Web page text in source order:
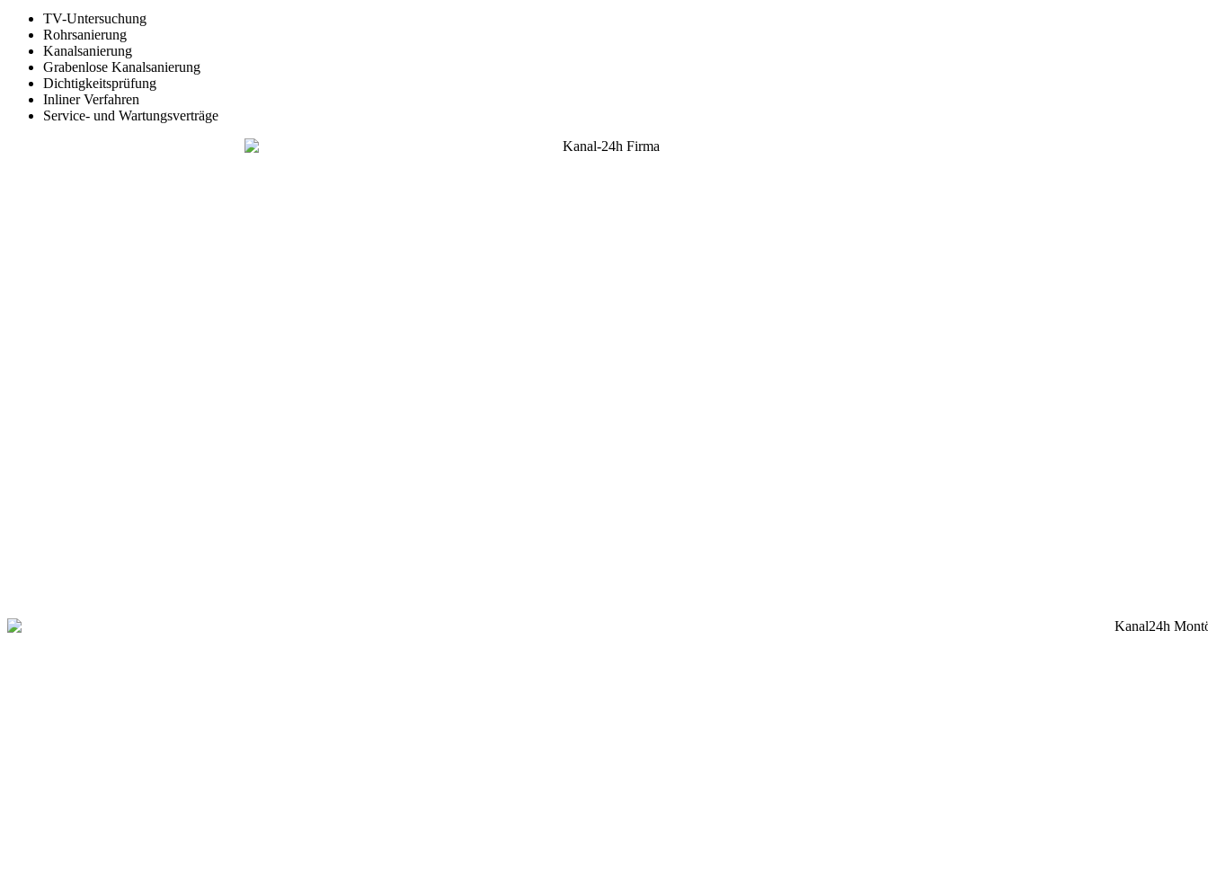
TV-Untersuchung
Rohrsanierung
Kanalsanierung
Grabenlose Kanalsanierung
Dichtigkeitsprüfung
Inliner Verfahren
Service- und Wartungsverträge